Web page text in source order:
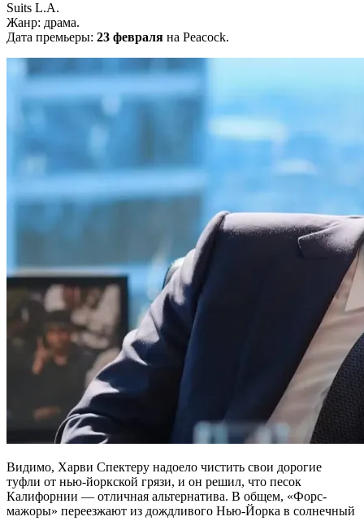
Suits L.A.
Жанр: драма.
Дата премьеры: 23 февраля на Peacock.
Видимо, Харви Спектеру надоело чистить свои дорогие
туфли от нью-йоркской грязи, и он решил, что песок
Калифорнии — отличная альтернатива. В общем, «Форс-
мажоры» переезжают из дождливого Нью-Йорка в солнечный